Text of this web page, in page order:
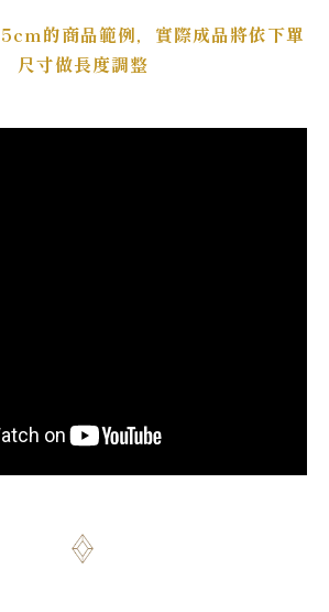
的商品範例，實際成品將依下單
尺寸做長度調整